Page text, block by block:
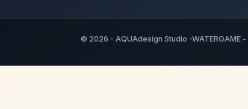
© 2026 - AQUAdesign Studio -WATERGAME -